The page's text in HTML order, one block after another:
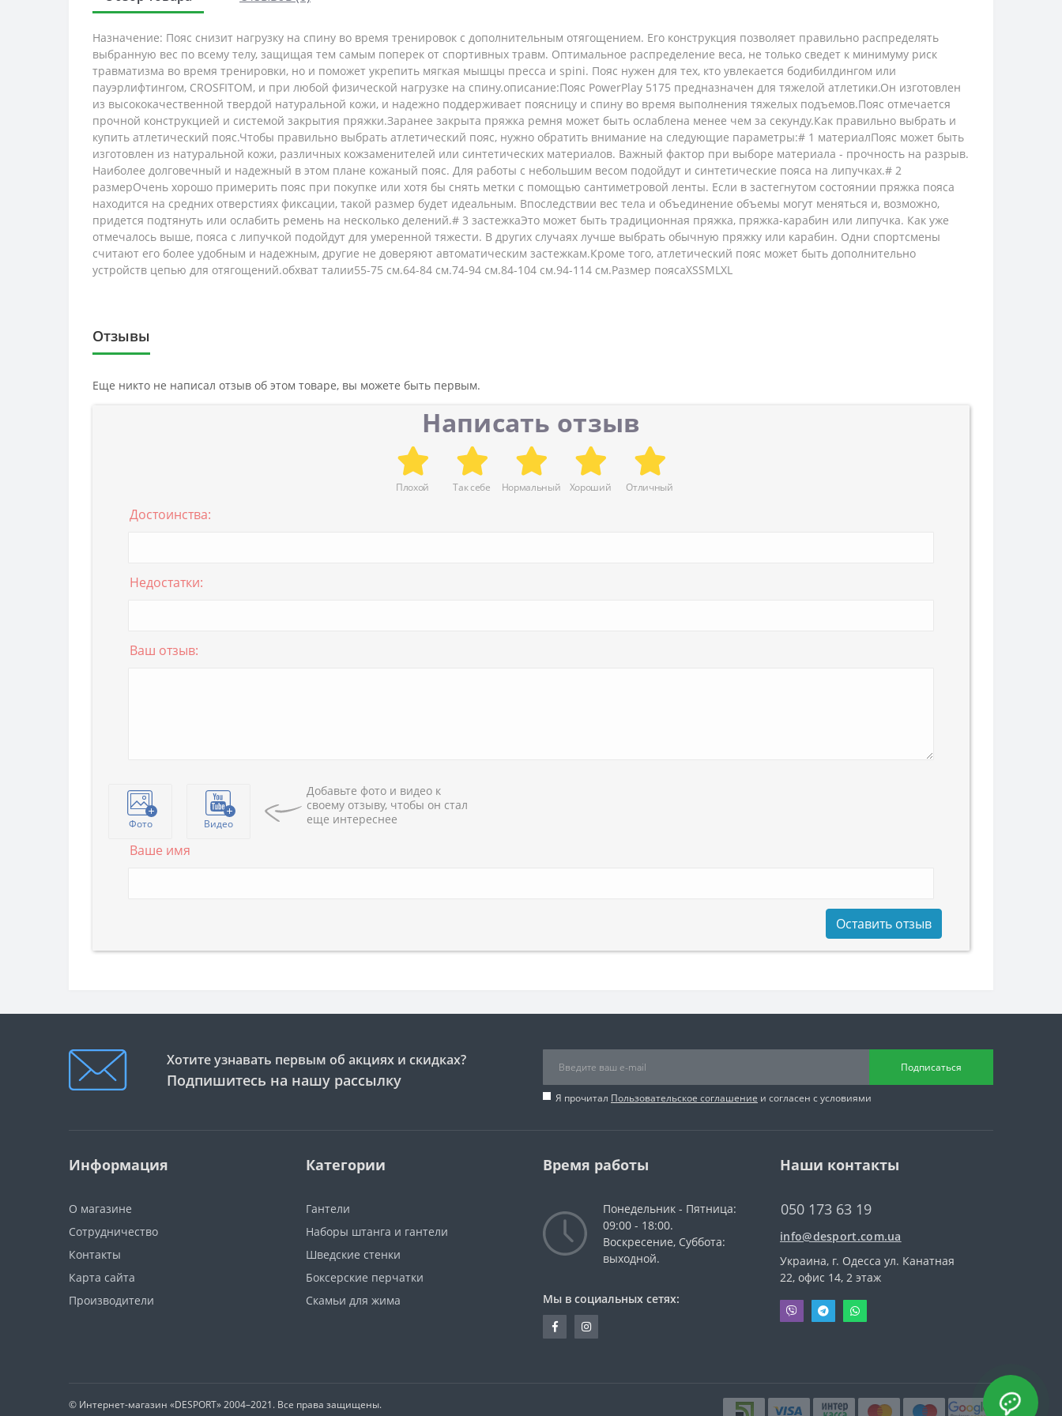
Назначение: Пояс снизит нагрузку на спину во время тренировок с дополнительным отягощением. Его конструкция позволяет правильно распределять
выбранную вес по всему телу, защищая тем самым поперек от спортивных травм. Оптимальное распределение веса, не только сведет к минимуму риск
травматизма во время тренировки, но и поможет укрепить мягкая мышцы пресса и spini. Пояс нужен для тех, кто увлекается бодибилдингом или
пауэрлифтингом, CROSFITOM, и при любой физической нагрузке на спину.описание:Пояс PowerPlay 5175 предназначен для тяжелой атлетики.Он изготовлен
из высококачественной твердой натуральной кожи, и надежно поддерживает поясницу и спину во время выполнения тяжелых подъемов.Пояс отмечается
прочной конструкцией и системой закрытия пряжки.Заранее закрыта пряжка ремня может быть ослаблена менее чем за секунду.Как правильно выбрать и
купить атлетический пояс.Чтобы правильно выбрать атлетический пояс, нужно обратить внимание на следующие параметры:# 1 материалПояс может быть
изготовлен из натуральной кожи, различных кожзаменителей или синтетических материалов. Важный фактор при выборе материала - прочность на разрыв.
Наиболее долговечный и надежный в этом плане кожаный пояс. Для работы с небольшим весом подойдут и синтетические пояса на липучках.# 2
размерОчень хорошо примерить пояс при покупке или хотя бы снять метки с помощью сантиметровой ленты. Если в застегнутом состоянии пряжка пояса
находится на средних отверстиях фиксации, такой размер будет идеальным. Впоследствии вес тела и объединение объемы могут меняться и, возможно,
придется подтянуть или ослабить ремень на несколько делений.# 3 застежкаЭто может быть традиционная пряжка, пряжка-карабин или липучка. Как уже
отмечалось выше, пояса с липучкой подойдут для умеренной тяжести. В других случаях лучше выбрать обычную пряжку или карабин. Одни спортсмены
считают его более удобным и надежным, другие не доверяют автоматическим застежкам.Кроме того, атлетический пояс может быть дополнительно
устройств цепью для отягощений.обхват талии55-75 см.64-84 см.74-94 см.84-104 см.94-114 см.Размер поясаXSSMLXL
Отзывы
Еще никто не написал отзыв об этом товаре, вы можете быть первым.
Написать отзыв
Плохой Так себе Нормальный Хороший Отличный
Достоинства:
Недостатки:
Ваш отзыв:
Фото Видео
Добавьте фото и видео к
своему отзыву, чтобы он стал
еще интереснее
Ваше имя
Оставить отзыв
Хотите узнавать первым об акциях и скидках?
Подпишитесь на нашу рассылку
Подписаться
Я прочитал Пользовательское соглашение и согласен с условиями
Информация
О магазине
Сотрудничество
Контакты
Карта сайта
Производители
Категории
Гантели
Наборы штанга и гантели
Шведские стенки
Боксерские перчатки
Скамьи для жима
Время работы
Понедельник - Пятница:
09:00 - 18:00.
Воскресение, Суббота:
выходной.
Мы в социальных сетях:
Наши контакты
050 173 63 19
info@desport.com.ua
Украина, г. Одесса ул. Канатная
22, офис 14, 2 этаж
© Интернет-магазин «DESPORT»2004–2021. Все права защищены.